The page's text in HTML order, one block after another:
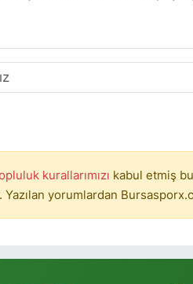
kurallarımızı kabul etmiş
yorumlardan